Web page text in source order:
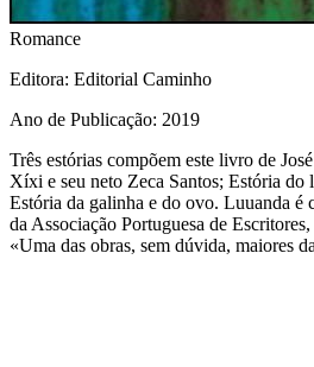
Romance
Editora: Editorial Caminho
Ano de Publicação: 2019
Três estórias compõem este livro de
Xíxi e seu neto Zeca Santos; Estória do
Estória da galinha e do ovo. Luuanda é
da Associação Portuguesa de
«Uma das obras, sem dúvida, maiores